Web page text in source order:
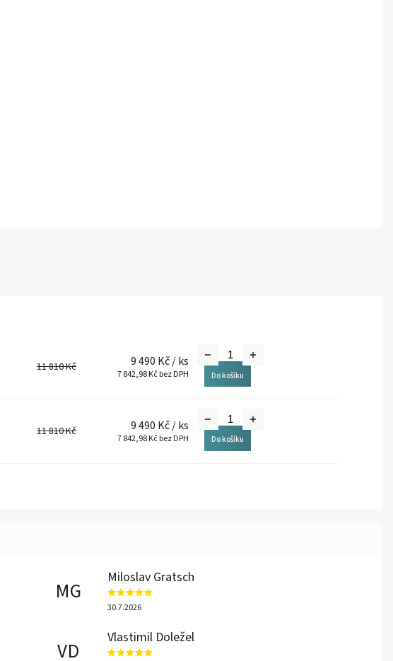
11 810 Kč 9 490 Kč/ ks
7 842,98 Kč bez DPH Do košíku
11 810 Kč 9 490 Kč/ ks
7 842,98 Kč bez DPH Do košíku
MG
Miloslav Gratsch
30.7.2026
VD
Vlastimil Doležel